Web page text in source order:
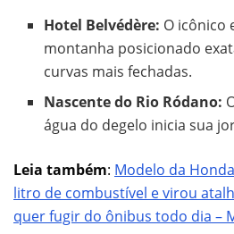
Hotel Belvédère: O icônico
montanha posicionado
curvas mais fechadas.
Nascente do Rio Ródano:
água do degelo inicia sua
Leia também: Modelo da
litro de combustível e virou
quer fugir do ônibus todo dia –